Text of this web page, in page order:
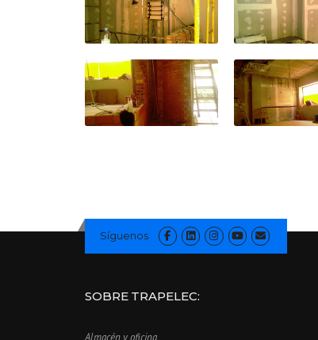
Síguenos
SOBRE TRAPELEC:
Almacén y oficina